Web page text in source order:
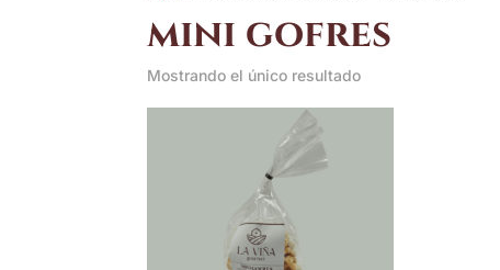
mini gofres
Mostrando el único resultado